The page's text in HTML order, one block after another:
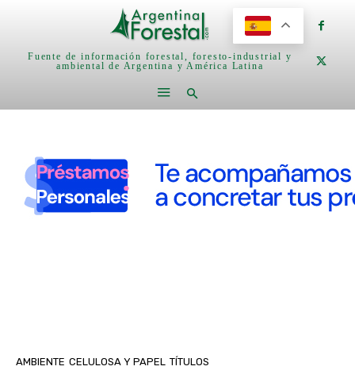
Fuente de información forestal, foresto-industrial y
ambiental de Argentina y América Latina
AMBIENTE CELULOSA Y PAPEL TÍTULOS